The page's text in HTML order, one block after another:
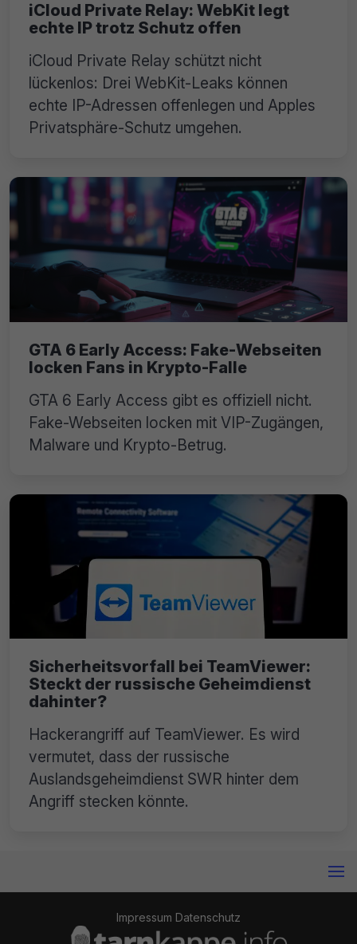
iCloud Private Relay: WebKit legt
echte IP trotz Schutz offen
iCloud Private Relay schützt nicht
lückenlos: Drei WebKit-Leaks können
echte IP-Adressen offenlegen und Apples
Privatsphäre-Schutz umgehen.
GTA 6 Early Access: Fake-Webseiten
locken Fans in Krypto-Falle
GTA 6 Early Access gibt es offiziell nicht.
Fake-Webseiten locken mit VIP-Zugängen,
Malware und Krypto-Betrug.
Sicherheitsvorfall bei TeamViewer:
Steckt der russische Geheimdienst
dahinter?
Hackerangriff auf TeamViewer. Es wird
vermutet, dass der russische
Auslandsgeheimdienst SWR hinter dem
Angriff stecken könnte.
Impressum Datenschutz